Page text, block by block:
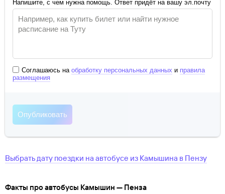
Напишите, с чем нужна помощь. Ответ придёт на вашу эл.почту
Соглашаюсь на обработку персональных данных и правила
размещения
Выбрать дату поездки на автобусе из Камышина в Пензу
Факты про автобусы Камышин — Пенза